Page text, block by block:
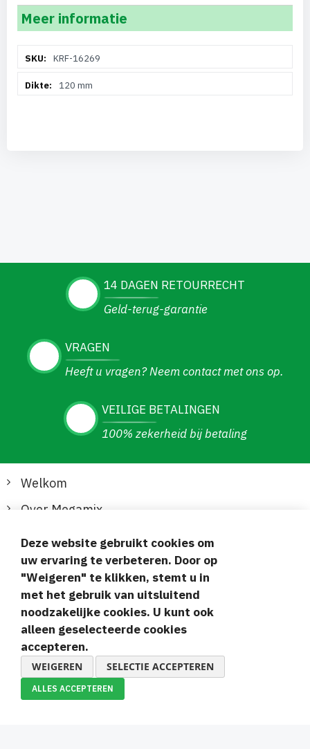
Meer informatie
informatieKRF-16269
120 mm
14 DAGEN RETOURRECHT
Geld-terug-garantie
VRAGEN
Heeft u vragen? Neem contact met ons op.
VEILIGE BETALINGEN
100% zekerheid bij betaling
Welkom
Over Megamix
Informatie
Klantenservice
Veilige en gemakkelijke betalingen
Deze website gebruikt cookies om
uw ervaring te verbeteren. Door op
"Weigeren" te klikken, stemt u in
met het gebruik van uitsluitend
noodzakelijke cookies. U kunt ook
alleen geselecteerde cookies
accepteren.
WEIGEREN SELECTIE ACCEPTEREN
ALLES ACCEPTEREN